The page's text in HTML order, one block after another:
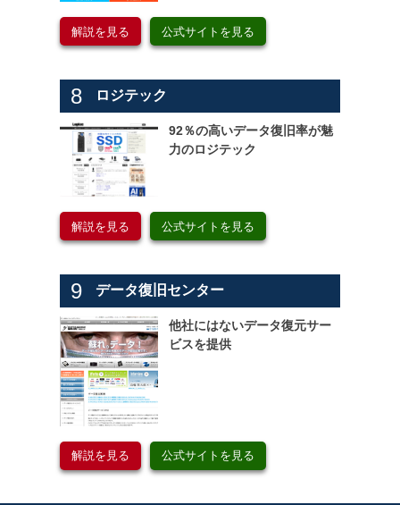
解説を見る 公式サイトを見る
8 ロジテック
92％の高いデータ復旧率が魅
力のロジテック
解説を見る 公式サイトを見る
9 データ復旧センター
他社にはないデータ復元サー
ビスを提供
解説を見る 公式サイトを見る